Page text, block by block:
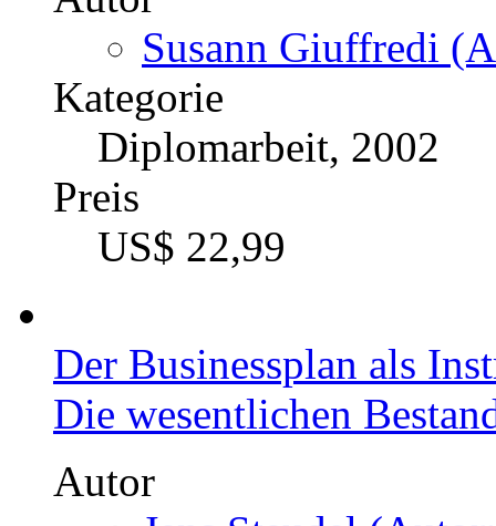
Kategorie
Diplomarbeit, 2004
Preis
US$ 33,99
Risikomanagement:
erfolgsgefährdenden
Projektziele-Definition